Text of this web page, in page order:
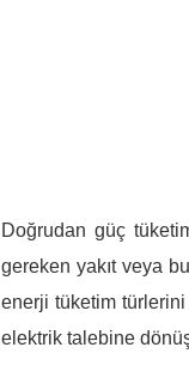
Doğrudan güç
gereken yakıt veya
enerji tüketim
elektrik talebine